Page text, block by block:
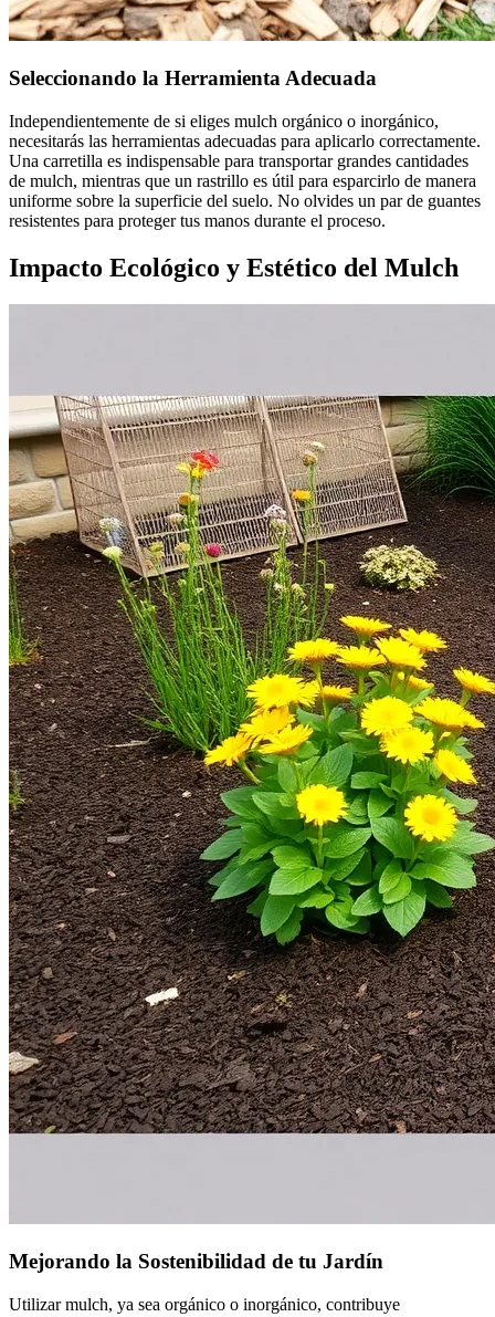
Seleccionando la Herramienta Adecuada
Independientemente de si eliges mulch orgánico o inorgánico,
necesitarás las herramientas adecuadas para aplicarlo correctamente.
Una carretilla es indispensable para transportar grandes cantidades
de mulch, mientras que un rastrillo es útil para esparcirlo de manera
uniforme sobre la superficie del suelo. No olvides un par de guantes
resistentes para proteger tus manos durante el proceso.
Impacto Ecológico y Estético del Mulch
Mejorando la Sostenibilidad de tu Jardín
Utilizar mulch, ya sea orgánico o inorgánico, contribuye